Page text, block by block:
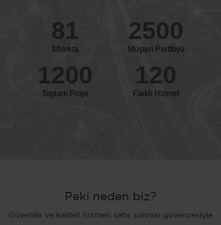
81
İl/Nokta
2500
Müşteri Portföyü
1200
Toplam Proje
120
Farklı Hizmet
Peki neden biz?
Güvenilir ve kaliteli hizmeti satış sonrası güvencesiyle